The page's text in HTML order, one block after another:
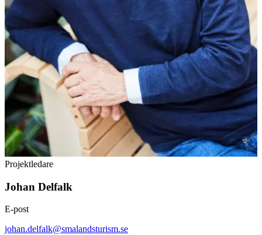
Projektledare
Johan Delfalk
E-post
johan.delfalk@smalandsturism.se